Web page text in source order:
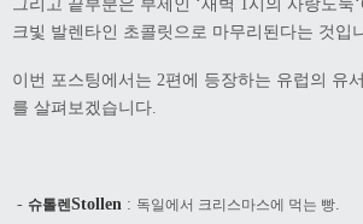
그리고 끝부분은 부제인 ‘새벽 1시의 사랑도둑‘
크빛 발렌타인 초콜릿으로 마무리된다는 것입
이번 포스팅에서는 2편에 등장하는 유럽의 유
를 살펴보겠습니다.
- 슈톨렌Stollen : 독일에서 크리스마스에 먹는 빵